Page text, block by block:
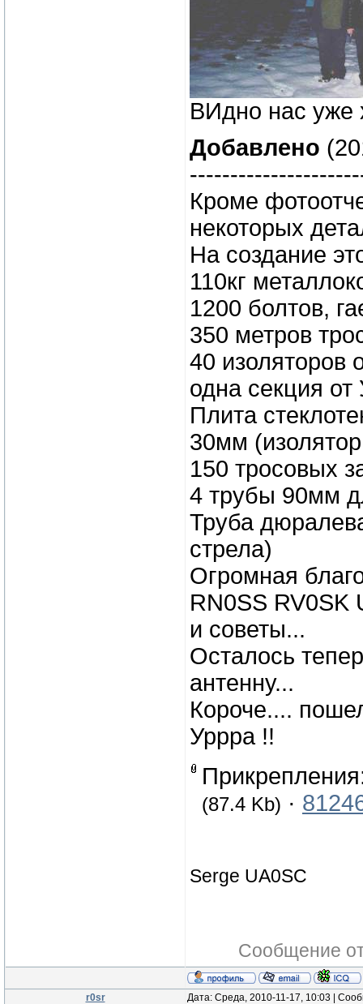
ВИдно нас уже
Добавлено
Кроме
некоторых
На создание
110кг
1200 болтов,
350 метров
40 изоляторов
одна секция
Плита
30мм
150 тросовых
4 трубы 90мм
Труба
стрела)
Огромная
RN0SS RV0SK
и советы...
Осталось
антенну...
Короче....
Уррра !!
(87.4 Kb) ·
Serge UA0SC
Сообщение
r0sr Дата: Среда, 2010-11-17, 10:03 |